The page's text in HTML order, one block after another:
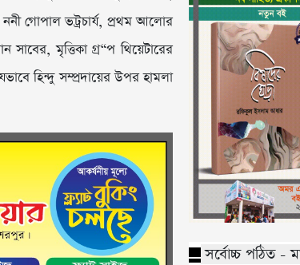
গোপাল ভট্রচার্য, প্রথম আলোর
মৃত্তিকা গ্র“প থিয়েটারের
হিন্দু সম্প্রদায়ের উপর হামলা
সর্বোচ্চ পঠিত -